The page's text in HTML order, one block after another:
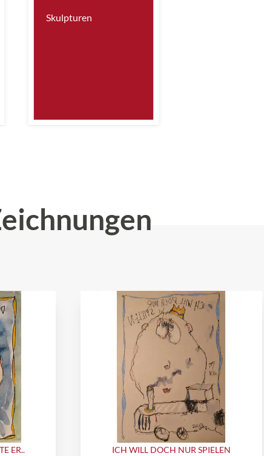
Skulpturen
ER.. ICH WILL DOCH NUR SPIELEN